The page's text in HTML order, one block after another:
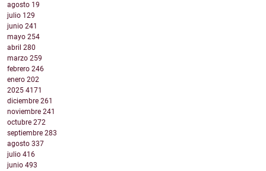
agosto 19
julio 129
junio 241
mayo 254
abril 280
marzo 259
febrero 246
enero 202
2025 4171
diciembre 261
noviembre 241
octubre 272
septiembre 283
agosto 337
julio 416
junio 493